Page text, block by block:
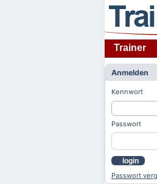
Trainer
Anmelden
Kennwort
Passwort
login
Passwort